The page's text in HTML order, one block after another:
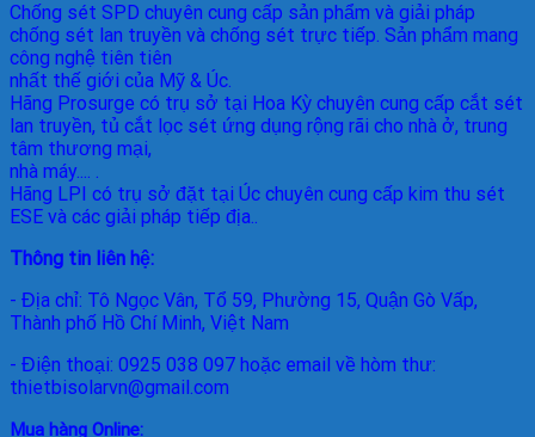
Chống sét SPD chuyên cung cấp sản phẩm và giải pháp
chống sét lan truyền và chống sét trực tiếp. Sản phẩm mang
công nghệ tiên tiên
nhất thế giới của Mỹ & Úc.
Hãng Prosurge có trụ sở tại Hoa Kỳ chuyên cung cấp cắt sét
lan truyền, tủ cắt lọc sét ứng dụng rộng rãi cho nhà ở, trung
tâm thương mại,
nhà máy.... .
Hãng LPI có trụ sở đặt tại Úc chuyên cung cấp kim thu sét
ESE và các giải pháp tiếp địa..
Thông tin liên hệ:
- Địa chỉ: Tô Ngọc Vân, Tổ 59, Phường 15, Quận Gò Vấp,
Thành phố Hồ Chí Minh, Việt Nam
- Điện thoại: 0925 038 097 hoặc email về hòm thư:
thietbisolarvn@gmail.com
Mua hàng Online: